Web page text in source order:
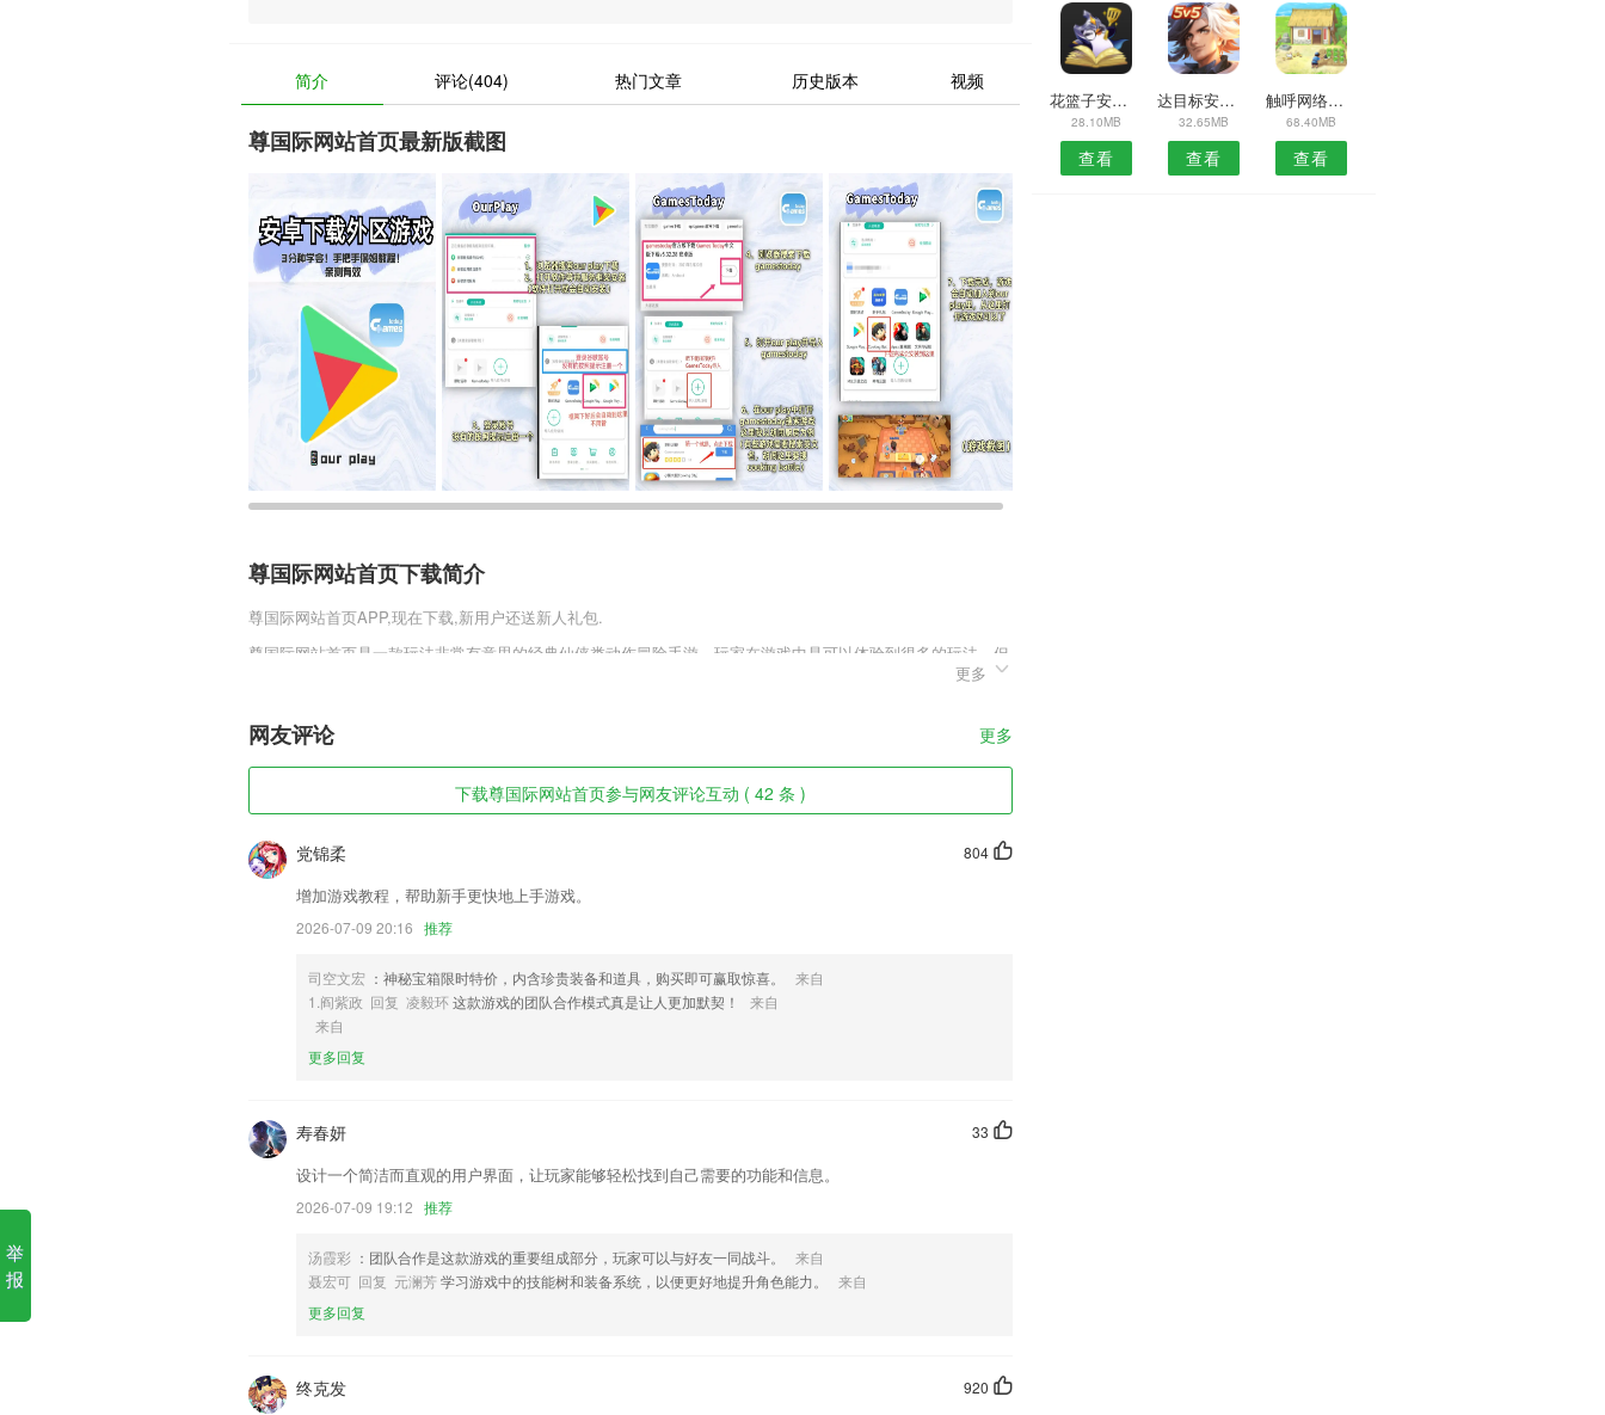
简介 评论(404) 热门文章 历史版本 视频
尊国际网站首页最新版截图
尊国际网站首页下载简介
尊国际网站首页APP,现在下载,新用户还送新人礼包.
尊国际网站首页是一款玩法非常有意思的经典仙侠类动作冒险手游，玩家在游戏中是可以体验到很多的玩法，但
是这些玩法都是需要玩家提升等级才能开启的，而且这款游戏的boss非常多，玩家击杀boss是可以获取大量的
尊国际网站首页软件特色
2,【百变贴纸，可嗲可酷】换个贴纸更有趣 ，千篇一律太无聊
3,智能评估智能评估成绩，精确预测考分。
4,只要输入关键字就可以搜索成语、作文或者相关题目了；
5,新闻爆料
各种泛音的，有一些复杂。
尊国际网站首页软件优势
1.使用彩色或照片背景
3.课程知识点辅导及课后习题答案视频讲解，极简设计。
4.，这是一个永久的完全免费的乐器调音器便于随时使用。
5.通过非常完善的机制内容建立了非常独特的安全教育模式，可以更好的来处理不同类型的企业安全培训任务，
6.发音是盒子鱼推荐的英语学习第一课，带学生发现并掌握英文音形结合的规律，实现“学生看到单词能读出来，
听到发音能写出来”的教学目标，轻松学习英语。
尊国际网站首页更新了什么?
易诚二手车UI优化
更多
网友评论 更多
下载尊国际网站首页参与网友评论互动 ( 42 条 )
804
党锦柔
增加游戏教程，帮助新手更快地上手游戏。
2026-07-09 20:16 推荐
司空文宏 ：神秘宝箱限时特价，内含珍贵装备和道具，购买即可赢取惊喜。
来自
1.阎紫政 回复 凌毅环这款游戏的团队合作模式真是让人更加默契！
来自
来自
更多回复
33
寿春妍
设计一个简洁而直观的用户界面，让玩家能够轻松找到自己需要的功能和信息。
2026-07-09 19:12 推荐
汤霞彩 ：团队合作是这款游戏的重要组成部分，玩家可以与好友一同战斗。
来自
聂宏可 回复 元澜芳学习游戏中的技能树和装备系统，以便更好地提升角色能力。
来自
更多回复
920
终克发
花篮子安卓版
28.10MB
查看
达目标安卓版
32.65MB
查看
触呼网络电话安卓版
68.40MB
查看
举
报